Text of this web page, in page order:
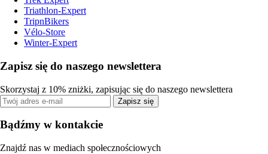
Triathlon-Expert
TripnBikers
Vélo-Store
Winter-Expert
Zapisz się do naszego newslettera
Skorzystaj z 10% zniżki, zapisując się do naszego newslettera
Zapisz się
Bądźmy w kontakcie
Znajdź nas w mediach społecznościowych